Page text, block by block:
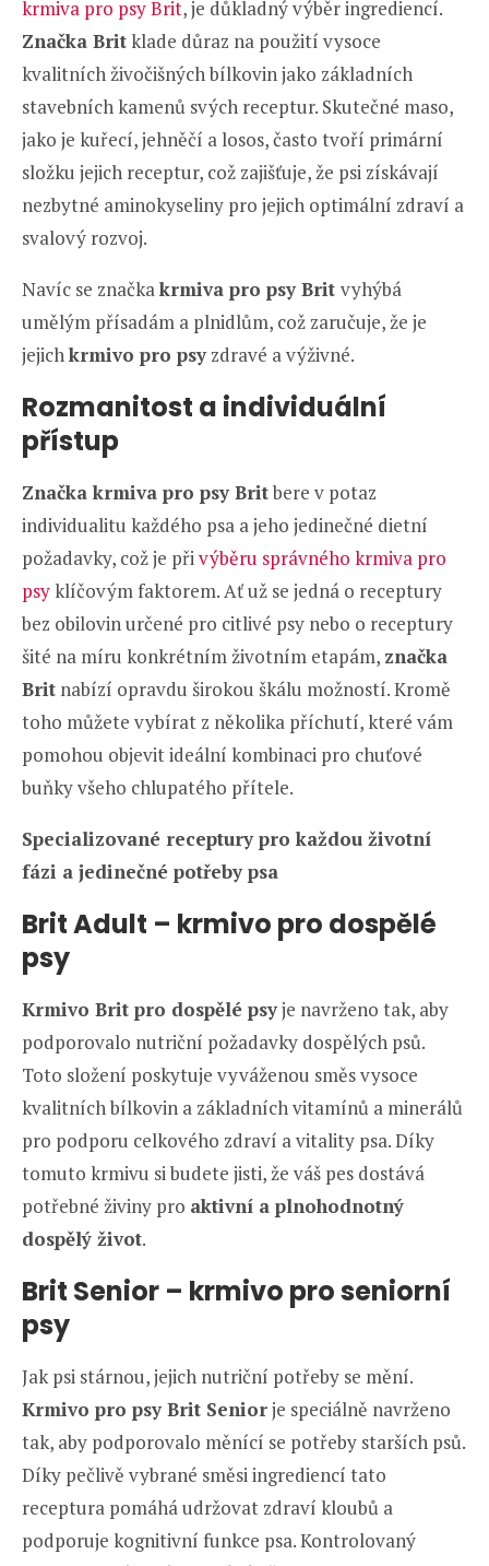
krmiva pro psy Brit, je důkladný výběr ingrediencí.
Značka Britklade důraz na použití vysoce
kvalitních živočišných bílkovin jako základních
stavebních kamenů svých receptur. Skutečné maso,
jako je kuřecí, jehněčí a losos, často tvoří primární
složku jejich receptur, což zajišťuje, že psi získávají
nezbytné aminokyseliny pro jejich optimální zdraví a
svalový rozvoj.
Navíc se značkakrmiva pro psy Brit vyhýbá
umělým přísadám a plnidlům, což zaručuje, že je
jejichkrmivo pro psyzdravé a výživné.
Rozmanitost a individuální
přístup
Značka krmiva pro psy Britbere v potaz
individualitu každého psa a jeho jedinečné dietní
požadavky, což je přivýběru správného krmiva pro
psyklíčovým faktorem. Ať už se jedná o receptury
bez obilovin určené pro citlivé psy nebo o receptury
šité na míru konkrétním životním etapám, značka
Brit nabízí opravdu širokou škálu možností. Kromě
toho můžete vybírat z několika příchutí, které vám
pomohou objevit ideální kombinaci pro chuťové
buňky všeho chlupatého přítele.
Specializované receptury pro každou životní
fázi a jedinečné potřeby psa
Brit Adult – krmivo pro dospělé
psy
Krmivo Brit pro dospělé psyje navrženo tak, aby
podporovalo nutriční požadavky dospělých psů.
Toto složení poskytuje vyváženou směs vysoce
kvalitních bílkovin a základních vitamínů a minerálů
pro podporu celkového zdraví a vitality psa. Díky
tomuto krmivu si budete jisti, že váš pes dostává
potřebné živiny pro aktivní a plnohodnotný
dospělý život.
Brit Senior – krmivo pro seniorní
psy
Jak psi stárnou, jejich nutriční potřeby se mění.
Krmivo pro psy Brit Seniorje speciálně navrženo
tak, aby podporovalo měnící se potřeby starších psů.
Díky pečlivě vybrané směsi ingrediencí tato
receptura pomáhá udržovat zdraví kloubů a
podporuje kognitivní funkce psa. Kontrolovaný